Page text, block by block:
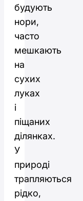
будують
нори,
часто
мешкають
на
сухих
луках
і
піщаних
ділянках.
У
природі
трапляються
рідко,